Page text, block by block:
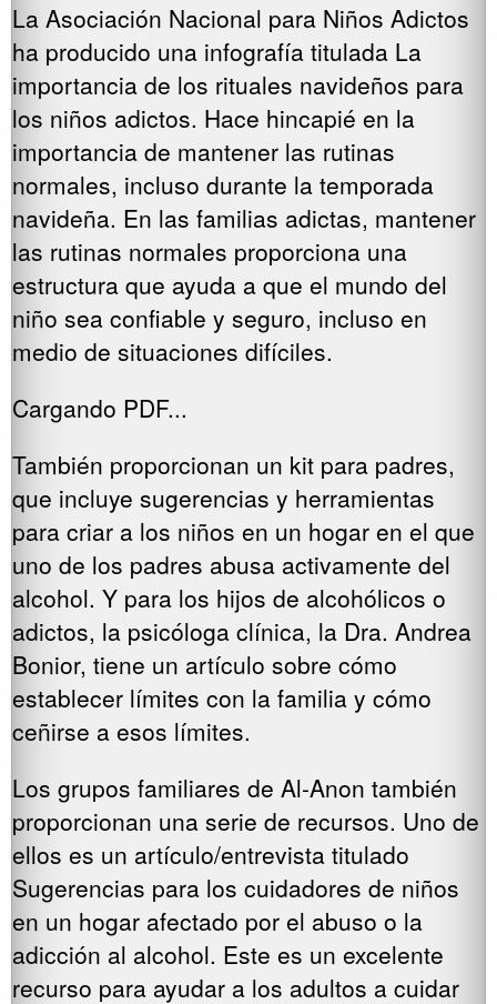
La Asociación Nacional para Niños Adictos
ha producido una infografía titulada La
importancia de los rituales navideños para
los niños adictos. Hace hincapié en la
importancia de mantener las rutinas
normales, incluso durante la temporada
navideña. En las familias adictas, mantener
las rutinas normales proporciona una
estructura que ayuda a que el mundo del
niño sea confiable y seguro, incluso en
medio de situaciones difíciles.
Cargando PDF...
También proporcionan un kit para padres,
que incluye sugerencias y herramientas
para criar a los niños en un hogar en el que
uno de los padres abusa activamente del
alcohol. Y para los hijos de alcohólicos o
adictos, la psicóloga clínica, la Dra. Andrea
Bonior, tiene un artículo sobre cómo
establecer límites con la familia y cómo
ceñirse a esos límites.
Los grupos familiares de Al-Anon también
proporcionan una serie de recursos. Uno de
ellos es un artículo/entrevista titulado
Sugerencias para los cuidadores de niños
en un hogar afectado por el abuso o la
adicción al alcohol. Este es un excelente
recurso para ayudar a los adultos a cuidar